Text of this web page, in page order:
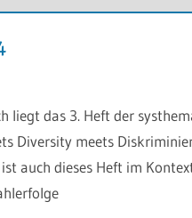
liegt das 3. Heft der
Diversity meets
auch dieses Heft im